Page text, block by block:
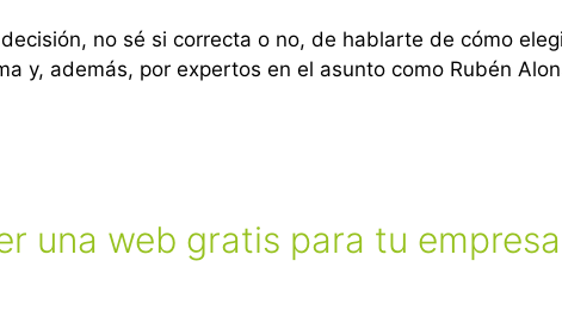
no sé si correcta o no, de hablarte de cómo
y, además, por expertos en el asunto como Rubén
una web gratis para tu empresa